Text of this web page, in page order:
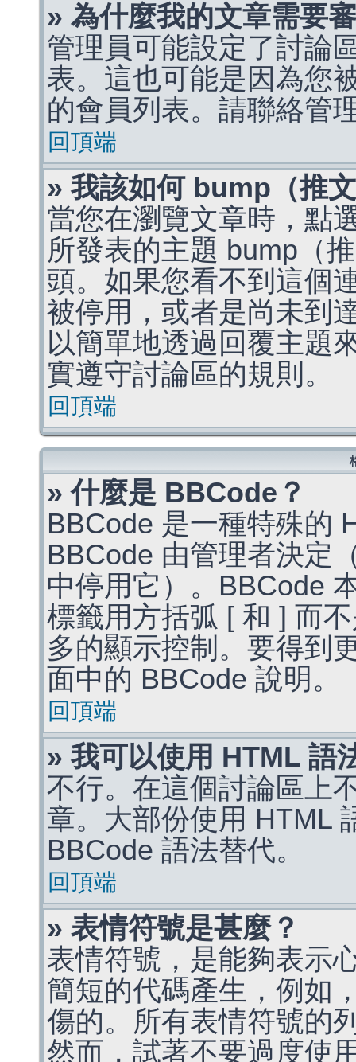
» 為什麼我的文章需要
管理員可能設定了討論
表。這也可能是因為您
的會員列表。請聯絡管
回頂端
» 我該如何 bump（推
當您在瀏覽文章時，點
所發表的主題 bump（
頭。如果您看不到這個
被停用，或者是尚未到
以簡單地透過回覆主題
實遵守討論區的規則。
回頂端
» 什麼是 BBCode？
BBCode 是一種特殊的
BBCode 由管理者決定
中停用它）。BBCode
標籤用方括弧 [ 和 ] 而
多的顯示控制。要得到
面中的 BBCode 說明。
回頂端
» 我可以使用 HTML 語
不行。在這個討論區上
章。大部份使用 HTML
BBCode 語法替代。
回頂端
» 表情符號是甚麼？
表情符號，是能夠表示
簡短的代碼產生，例如
傷的。所有表情符號的
然而，試著不要過度使